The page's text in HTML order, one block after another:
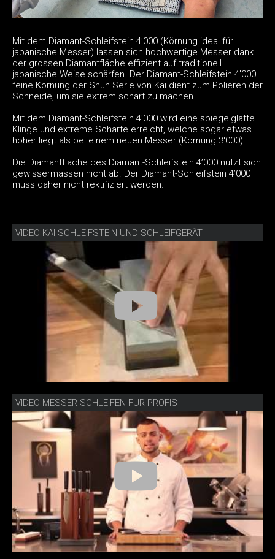
Mit dem Diamant-Schleifstein 4’000 (Körnung ideal für
japanische Messer) lassen sich hochwertige Messer dank
der grossen Diamantfläche effizient auf traditionell
japanische Weise schärfen. Der Diamant-Schleifstein 4'000
feine Körnung der Shun Serie von Kai dient zum Polieren der
Schneide, um sie extrem scharf zu machen.
Mit dem Diamant-Schleifstein 4’000 wird eine spiegelglatte
Klinge und extreme Schärfe erreicht, welche sogar etwas
höher liegt als bei einem neuen Messer (Körnung 3'000).
Die Diamantfläche des Diamant-Schleifstein 4’000 nutzt sich
gewissermassen nicht ab. Der Diamant-Schleifstein 4’000
muss daher nicht rektifiziert werden.
VIDEO KAI SCHLEIFSTEIN UND SCHLEIFGERÄT
VIDEO MESSER SCHLEIFEN FÜR PROFIS